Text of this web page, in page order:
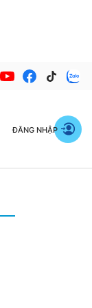
ĐĂNG NHẬP